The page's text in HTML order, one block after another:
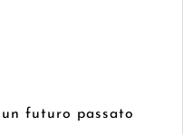
futuro passato